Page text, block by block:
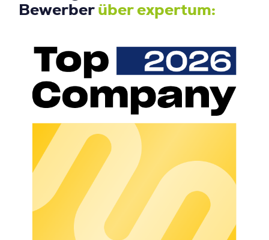
Bewerber über expertum: